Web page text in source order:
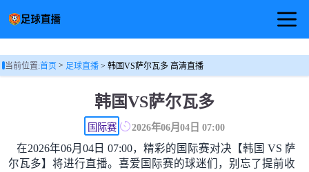
首页
足球视频
当前位置:首页> 足球直播> 韩国VS萨尔瓦多 高清直播
韩国VS萨尔瓦多
国际赛 2026年06月04日 07:00
在2026年06月04日 07:00，精彩的国际赛对决【韩国 VS 萨
尔瓦多】将进行直播。喜爱国际赛的球迷们，别忘了提前收